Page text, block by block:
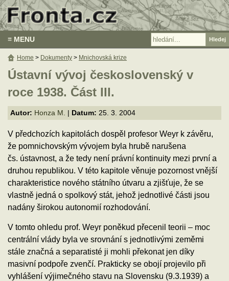
≡ MENU
Ústavní vývoj československý v
roce 1938. Část III.
Autor: Honza M. Datum: 25. 3. 2004
V předchozích kapitolách dospěl profesor Weyr k závěru,
že pomnichovským vývojem byla hrubě narušena
čs. ústavnost, a že tedy není právní kontinuity mezi první a
druhou republikou. V této kapitole věnuje pozornost vnější
charakteristice nového státního útvaru a zjišťuje, že se
vlastně jedná o spolkový stát, jehož jednotlivé části jsou
nadány širokou autonomií rozhodování.
V tomto ohledu prof. Weyr poněkud přecenil teorii – moc
centrální vlády byla ve srovnání s jednotlivými zeměmi
stále značná a separatisté ji mohli překonat jen díky
masivní podpoře zvenčí. Prakticky se obojí projevilo při
vyhlášení výjimečného stavu na Slovensku (9.3.1939) a
Home > Dokumenty > Mnichovská krize